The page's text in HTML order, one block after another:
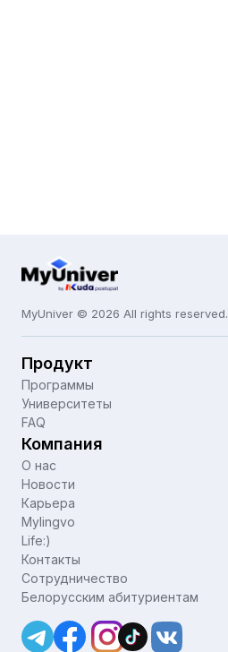
MyUniver © 2026 All rights reserved.
Продукт
Программы
Университеты
FAQ
Компания
О нас
Новости
Карьера
Mylingvo
Life:)
Контакты
Сотрудничество
Белорусским абитуриентам